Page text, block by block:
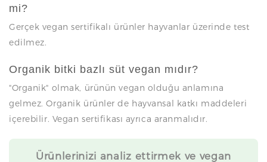
mi?
Gerçek vegan sertifikalı ürünler hayvanlar üzerinde test
edilmez.
Organik bitki bazlı süt vegan mıdır?
"Organik" olmak, ürünün vegan olduğu anlamına
gelmez. Organik ürünler de hayvansal katkı maddeleri
içerebilir. Vegan sertifikası ayrıca aranmalıdır.
Ürünlerinizi analiz ettirmek ve vegan